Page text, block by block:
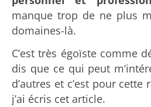
manque trop de ne plus
domaines-là.
C’est très égoïste comme
dis que ce qui peut
d’autres et c’est pour cette
j’ai écris cet article.